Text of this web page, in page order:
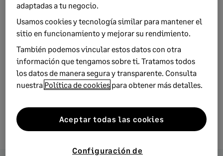
La guía de cambios fiscales y
legales para autónomos 2018
Descubre cuáles son los principales cambios para los
autónomos en 2018.
adaptadas a tu negocio.
Usamos cookies y tecnología similar para mantener el
sitio en funcionamiento y mejorar su rendimiento.
También podemos vincular estos datos con otra
información que tengamos sobre ti. Tratamos todos
los datos de manera segura y transparente. Consulta
nuestra Política de cookies para obtener más detalles.
Configuración de
Aceptar todas las cookies